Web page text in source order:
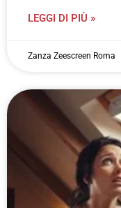
LEGGI DI PIÙ »
Zanza Zeescreen Roma